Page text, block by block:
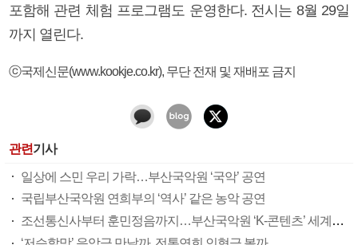
포함해 관련 체험 프로그램도 운영한다. 전시는 8월 29일
까지 열린다.
ⓒ국제신문(www.kookje.co.kr), 무단 전재 및 재배포 금지
관련기사
일상에 스민 우리 가락…부산국악원 ‘국악’ 공연
국립부산국악원 연희부의 ‘역사’ 같은 농악 공연
조선통신사부터 훈민정음까지…부산국악원 ‘K-콘텐츠’ 세계화 박차